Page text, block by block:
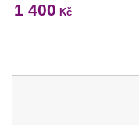
1 400 Kč